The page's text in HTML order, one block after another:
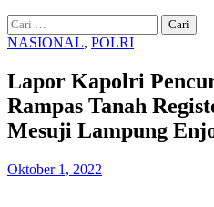
Cari
untuk:
NASIONAL, POLRI
Lapor Kapolri
Rampas Tanah
Mesuji Lampung
Oktober 1, 2022